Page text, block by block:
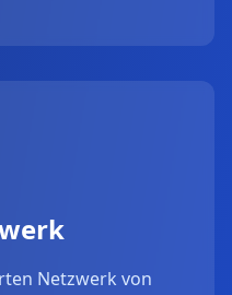
Netzwerk von